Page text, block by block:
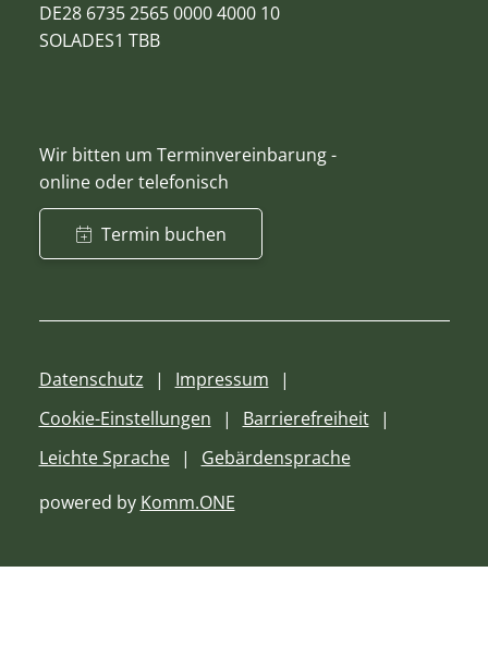
DE28 6735 2565 0000 4000 10
SOLADES1 TBB
Wir bitten um Terminvereinbarung -
online oder telefonisch
Termin buchen
Datenschutz
Impressum
Cookie-Einstellungen
Barrierefreiheit
Leichte Sprache
Gebärdensprache
powered by Komm.ONE